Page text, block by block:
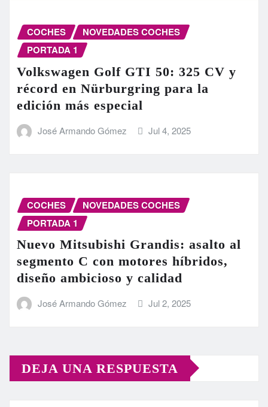
COCHES
NOVEDADES COCHES
PORTADA 1
Volkswagen Golf GTI 50: 325 CV y
récord en Nürburgring para la
edición más especial
José Armando Gómez Jul 4, 2025
COCHES
NOVEDADES COCHES
PORTADA 1
Nuevo Mitsubishi Grandis: asalto al
segmento C con motores híbridos,
diseño ambicioso y calidad
José Armando Gómez Jul 2, 2025
DEJA UNA RESPUESTA